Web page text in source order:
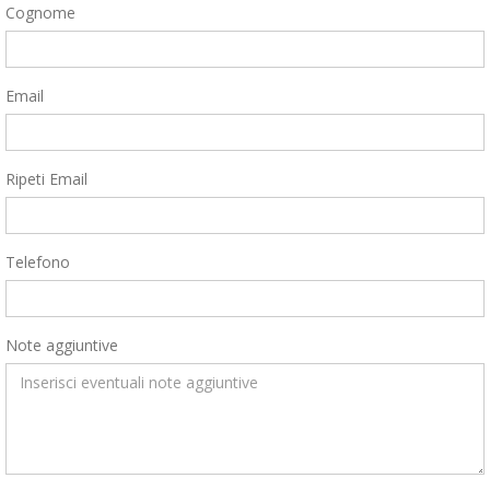
Cognome
Email
Ripeti Email
Telefono
Note aggiuntive